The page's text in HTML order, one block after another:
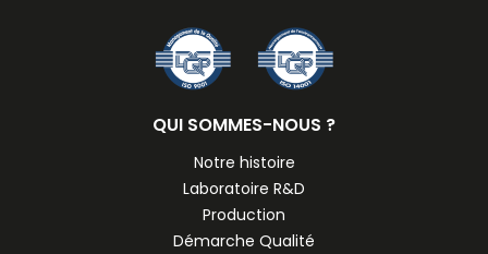
QUI SOMMES-NOUS ?
Notre histoire
Laboratoire R&D
Production
Démarche Qualité